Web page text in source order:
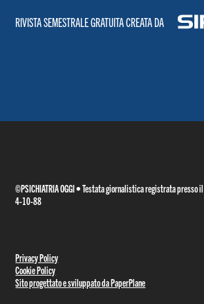
RIVISTA SEMESTRALE GRATUITA CREATA DA
RIVISTA SEMESTRALE GRATUITA CREATA DA
©PSICHIATRIA OGGI • Testata giornalistica registrata presso
4-10-88
Privacy Policy
Cookie Policy
Sito progettato e sviluppato da PaperPlane